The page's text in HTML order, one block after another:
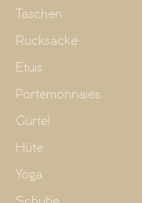
Taschen
Rucksäcke
Etuis
Portemonnaies
Gürtel
Hüte
Yoga